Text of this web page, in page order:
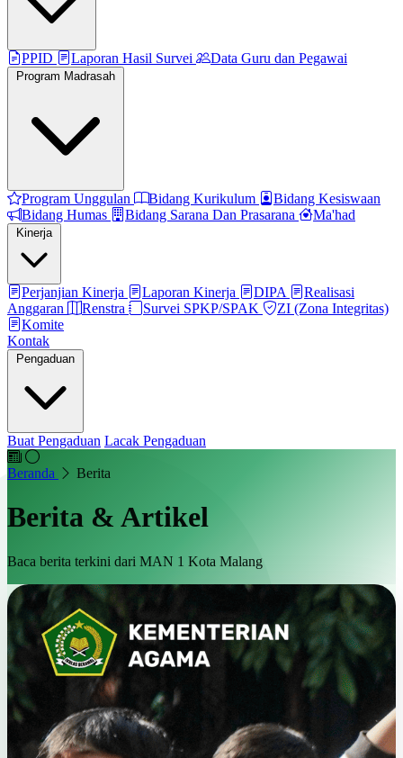
PPID Laporan Hasil Survei Data Guru dan Pegawai
Program Madrasah
Program Unggulan Bidang Kurikulum
Bidang Kesiswaan
Bidang Humas
Bidang Sarana Dan Prasarana Ma'had
Kinerja
Perjanjian Kinerja Laporan Kinerja DIPA
Realisasi
Anggaran
Renstra Survei SPKP/SPAK
ZI (Zona Integritas)
Komite
Kontak
Pengaduan
Buat Pengaduan Lacak Pengaduan
Beranda Berita
Berita & Artikel
Baca berita terkini dari MAN 1 Kota Malang